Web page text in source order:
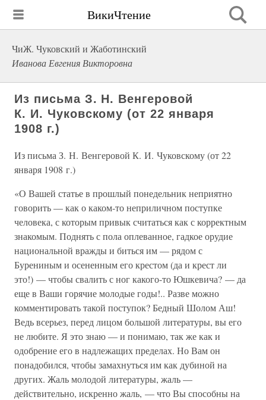
ВикиЧтение
ЧиЖ. Чуковский и Жаботинский
Иванова Евгения Викторовна
Из письма З. Н. Венгеровой
К. И. Чуковскому (от 22 января
1908 г.)
Из письма З. Н. Венгеровой К. И. Чуковскому (от 22
января 1908 г.)
«О Вашей статье в прошлый понедельник неприятно
говорить — как о каком-то неприличном поступке
человека, с которым привык считаться как с корректным
знакомым. Поднять с пола оплеванное, гадкое орудие
национальной вражды и биться им — рядом с
Бурениным и осененным его крестом (да и крест ли
это!) — чтобы свалить с ног какого-то Юшкевича? — да
еще в Ваши горячие молодые годы!.. Разве можно
комментировать такой поступок? Бедный Шолом Аш!
Ведь всерьез, перед лицом большой литературы, вы его
не любите. Я это знаю — и понимаю, так же как и
одобрение его в надлежащих пределах. Но Вам он
понадобился, чтобы замахнуться им как дубиной на
других. Жаль молодой литературы, жаль —
действительно, искренно жаль, — что Вы способны на